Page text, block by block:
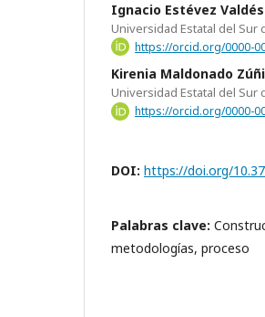
Ignacio Estévez Valdés
Universidad Estatal del Sur
https://orcid.org/0000-
Kirenia Maldonado
Universidad Estatal del Sur
https://orcid.org/0000-
DOI: https://doi.org/
Palabras clave:
metodologías, proceso